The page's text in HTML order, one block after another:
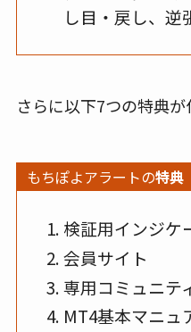
し目・戻し、逆
さらに以下7つの特典が
もちぽよアラートの特典
検証用インジケ
会員サイト
専用コミュニテ
MT4基本マニュ